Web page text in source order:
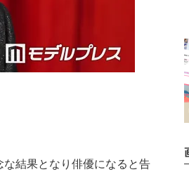
結果となり俳優になると告